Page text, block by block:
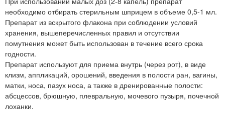
необходимо отбирать стерильным шприцем в объеме 0,5-1 мл.
Препарат из вскрытого флакона при соблюдении условий
хранения, вышеперечисленных правил и отсутствии
помутнения может быть использован в течение всего срока
годности.
Препарат используют для приема внутрь (через рот), в виде
клизм, аппликаций, орошений, введения в полости ран, вагины,
матки, носа, пазух носа, а также в дренированные полости:
абсцессов, брюшную, плевральную, мочевого пузыря, почечной
лоханки.